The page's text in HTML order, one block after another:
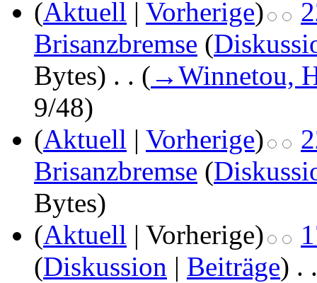
(Aktuell | Vorherige)
Brisanzbremse (
Bytes) . . ( →Winnetou,
9/48)
(Aktuell | Vorherige)
Brisanzbremse (
Bytes)
(Aktuell | Vorherige)
(Diskussion | Beiträge) . .